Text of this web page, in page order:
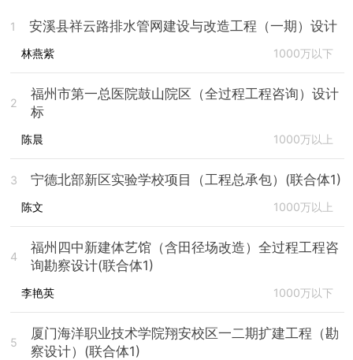
1 安溪县祥云路排水管网建设与改造工程（一期）设计
林燕紫 1000万以下
2
福州市第一总医院鼓山院区（全过程工程咨询）设计
标
陈晨 1000万以上
3 宁德北部新区实验学校项目（工程总承包）(联合体1)
陈文 1000万以上
4
福州四中新建体艺馆（含田径场改造）全过程工程咨
询勘察设计(联合体1)
李艳英 1000万以下
5
厦门海洋职业技术学院翔安校区一二期扩建工程（勘
察设计）(联合体1)